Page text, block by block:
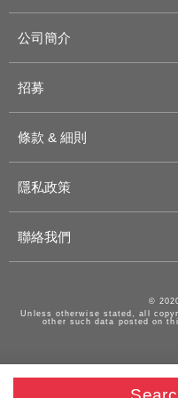
公司簡介
招募
條款 & 細則
隱私政策
聯絡我們
©
Unless otherwise stated, all
other such data posted on